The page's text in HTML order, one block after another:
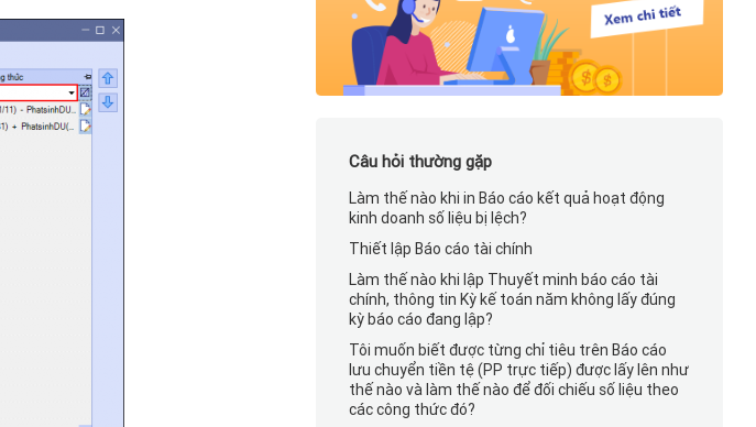
Câu hỏi thường gặp
Làm thế nào khi in Báo cáo kết quả hoạt động
kinh doanh số liệu bị lệch?
Thiết lập Báo cáo tài chính
Làm thế nào khi lập Thuyết minh báo cáo tài
chính, thông tin Kỳ kế toán năm không lấy đúng
kỳ báo cáo đang lập?
Tôi muốn biết được từng chỉ tiêu trên Báo cáo
lưu chuyển tiền tệ (PP trực tiếp) được lấy lên như
thế nào và làm thế nào để đối chiếu số liệu theo
các công thức đó?